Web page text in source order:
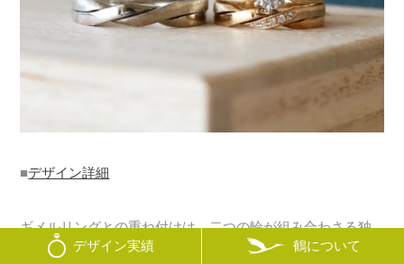
デザイン実績 鶴について
■デザイン詳細
ギメルリングとの重ね付けは、二つの輪が組み合わさる独
特のデザインによって、特別な存在感を生み出します。